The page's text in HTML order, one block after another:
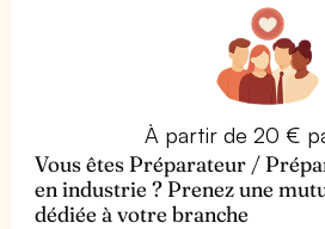
À partir de 20 €
Vous êtes Préparateur /
en industrie ? Prenez une
dédiée à votre branche